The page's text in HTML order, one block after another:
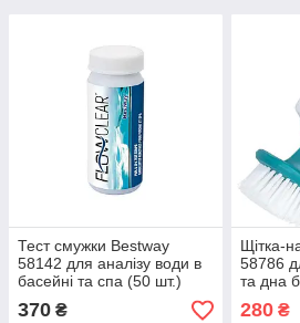
Тест смужки Bestway
58142 для аналізу води в
басейні та спа (50 шт.)
370 ₴
Щітка-
58786
та дна
280₴